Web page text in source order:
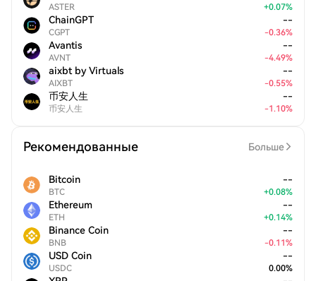
ASTER +0.07%
ChainGPT
CGPT
--
-0.36%
Avantis
AVNT
--
-4.49%
aixbt by Virtuals
AIXBT
--
-0.55%
币安人生
币安人生
--
-1.10%
Рекомендованные Больше
Bitcoin
BTC
--
+0.08%
Ethereum
ETH
--
+0.14%
Binance Coin
BNB
--
-0.11%
USD Coin
USDC
--
0.00%